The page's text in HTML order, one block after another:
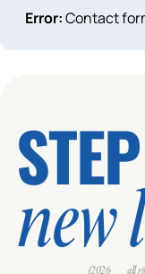
Error:Contact
new
(2026___all